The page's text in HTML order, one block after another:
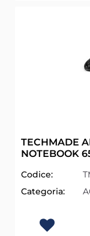
TECHMADE
NOTEBOOK
Codice:
Categoria: